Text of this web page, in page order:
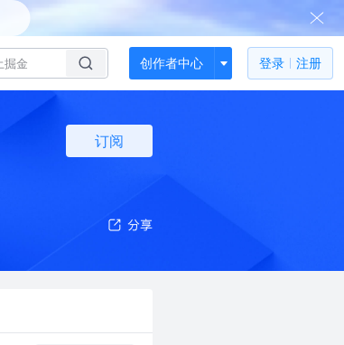
创作者中心 登录 注册
订阅